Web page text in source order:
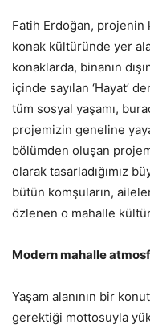
Fatih Erdoğan,
konak kültüründe yer
konaklarda, binanın
içinde sayılan ‘Hayat’
tüm sosyal yaşamı,
projemizin geneline
bölümden oluşan
olarak tasarladığımız
bütün komşuların,
özlenen o mahalle
Modern mahalle
Yaşam alanının bir
gerektiği mottosuyla